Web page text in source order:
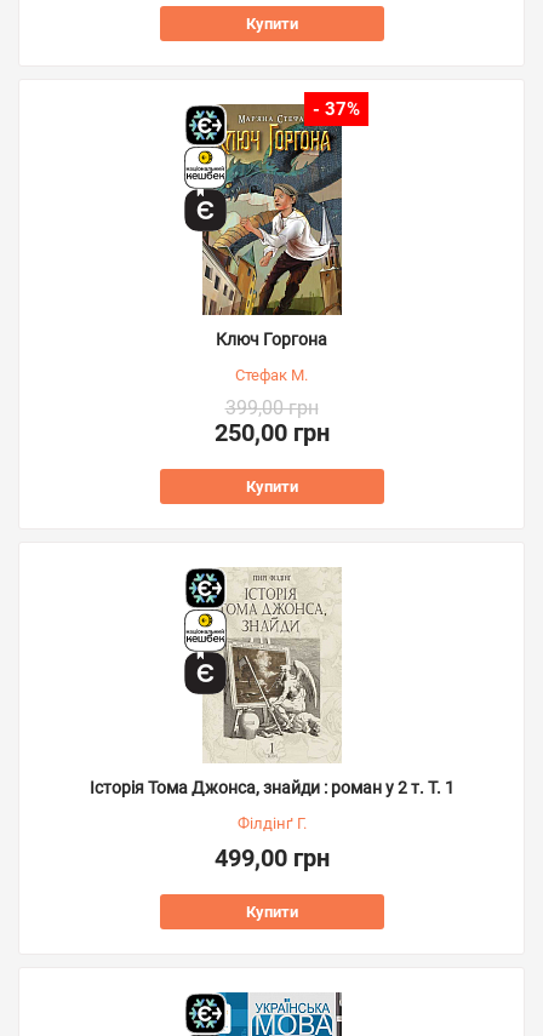
Купити
- 37%
Ключ Горгона
Стефак М.
399,00 грн
250,00 грн
Купити
Історія Тома Джонса, знайди : роман у 2 т. Т. 1
Філдінґ Г.
499,00 грн
Купити